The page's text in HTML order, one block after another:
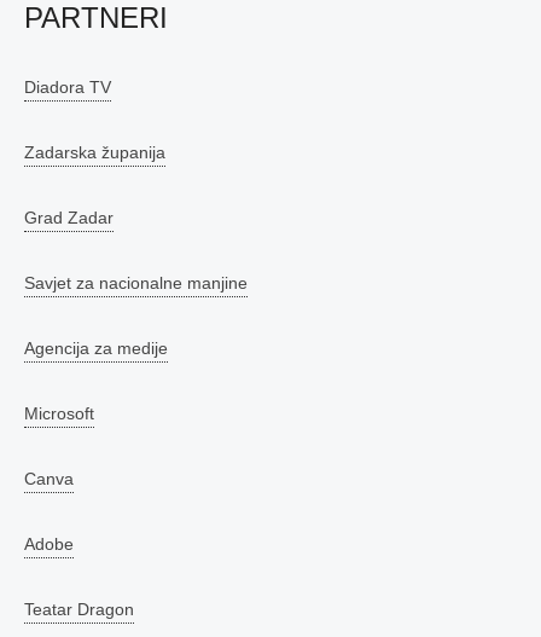
PARTNERI
Diadora TV
Zadarska županija
Grad Zadar
Savjet za nacionalne manjine
Agencija za medije
Microsoft
Canva
Adobe
Teatar Dragon